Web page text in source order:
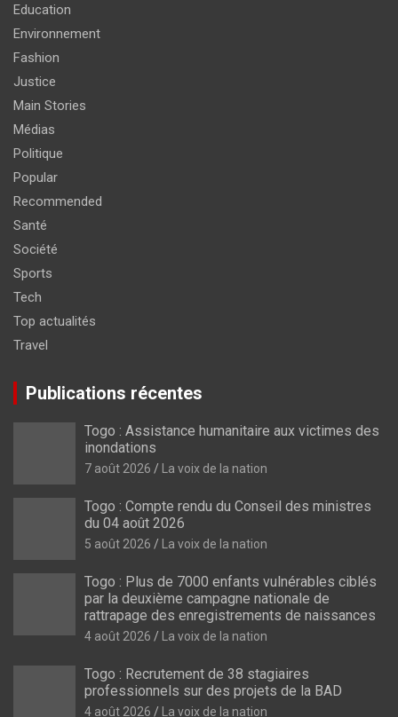
Education
Environnement
Fashion
Justice
Main Stories
Médias
Politique
Popular
Recommended
Santé
Société
Sports
Tech
Top actualités
Travel
Publications récentes
Togo : Assistance humanitaire aux victimes des
inondations
7 août 2026 La voix de la nation
Togo : Compte rendu du Conseil des ministres
du 04 août 2026
5 août 2026 La voix de la nation
Togo : Plus de 7000 enfants vulnérables ciblés
par la deuxième campagne nationale de
rattrapage des enregistrements de naissances
4 août 2026 La voix de la nation
Togo : Recrutement de 38 stagiaires
professionnels sur des projets de la BAD
4 août 2026 La voix de la nation